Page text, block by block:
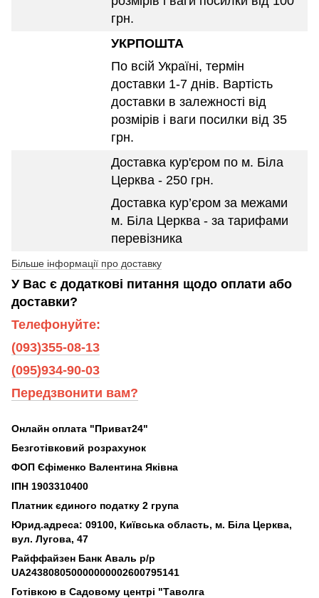
грн.
УКРПОШТА
По всій Україні, термін
доставки 1-7 днів. Вартість
доставки в залежності від
розмірів і ваги посилки від 35
грн.
Доставка кур'єром по м. Біла
Церква - 250 грн.
Доставка кур’єром за межами
м. Біла Церква - за тарифами
перевізника
Більше інформації про доставку
У Вас є додаткові питання щодо оплати або
доставки?
Телефонуйте:
(093)355-08-13
(095)934-90-03
Передзвонити вам?
Онлайн оплата "Приват24"
Безготівковий розрахунок
ФОП Єфіменко Валентина Яківна
ІПН 1903310400
Платник єдиного податку 2 група
Юрид.адреса: 09100, Київська область, м. Біла Церква,
вул. Лугова, 47
Райффайзен Банк Аваль р/р
UA243808050000000002600795141
Готівкою в Садовому центрі "Таволга